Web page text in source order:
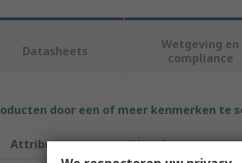
Datasheets
Wetgeving en
compliance
door een of meer kenmerken te
Attribuut Waarde